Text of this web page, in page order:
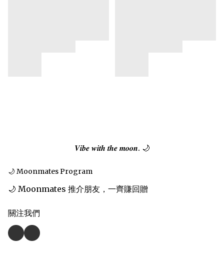
𝑽𝒊𝒃𝒆 𝒘𝒊𝒕𝒉 𝒕𝒉𝒆 𝒎𝒐𝒐𝒏. 🌙
🌙 Moonmates Program
🌙 Moonmates 推介朋友，一齊賺回贈
關注我們